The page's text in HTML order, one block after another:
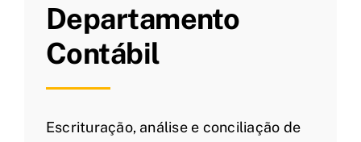
Departamento
Contábil
Escrituração, análise e conciliação de